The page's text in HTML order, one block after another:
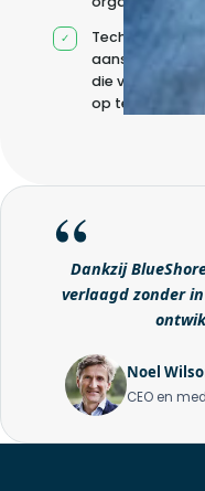
Technische
aansturing
die volledig
op te bouwen
Dankzij
verlaagd zonder
Noel
CEO en